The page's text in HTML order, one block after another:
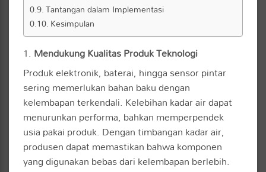
Tantangan dalam Implementasi
Kesimpulan
1. Mendukung Kualitas Produk Teknologi
Produk elektronik, baterai, hingga sensor pintar
sering memerlukan bahan baku dengan
kelembapan terkendali. Kelebihan kadar air dapat
menurunkan performa, bahkan memperpendek
usia pakai produk. Dengan timbangan kadar air,
produsen dapat memastikan bahwa komponen
yang digunakan bebas dari kelembapan berlebih.